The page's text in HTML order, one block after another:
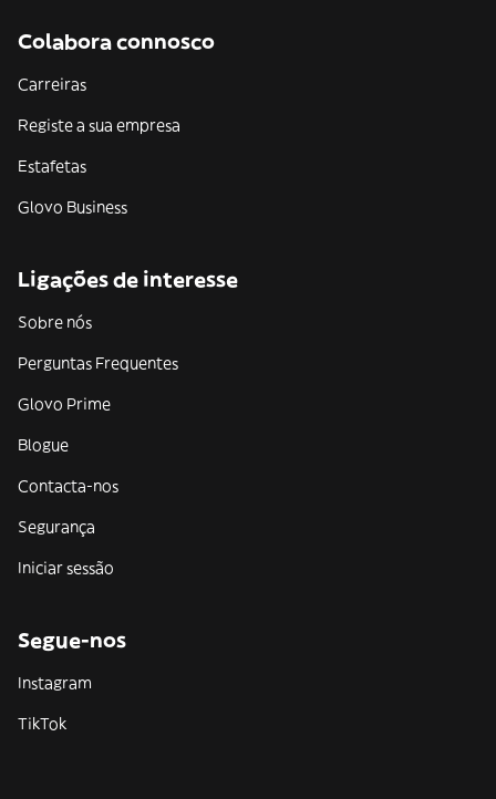
Colabora connosco
Carreiras
Registe a sua empresa
Estafetas
Glovo Business
Ligações de interesse
Sobre nós
Perguntas Frequentes
Glovo Prime
Blogue
Contacta-nos
Segurança
Iniciar sessão
Segue-nos
Instagram
TikTok